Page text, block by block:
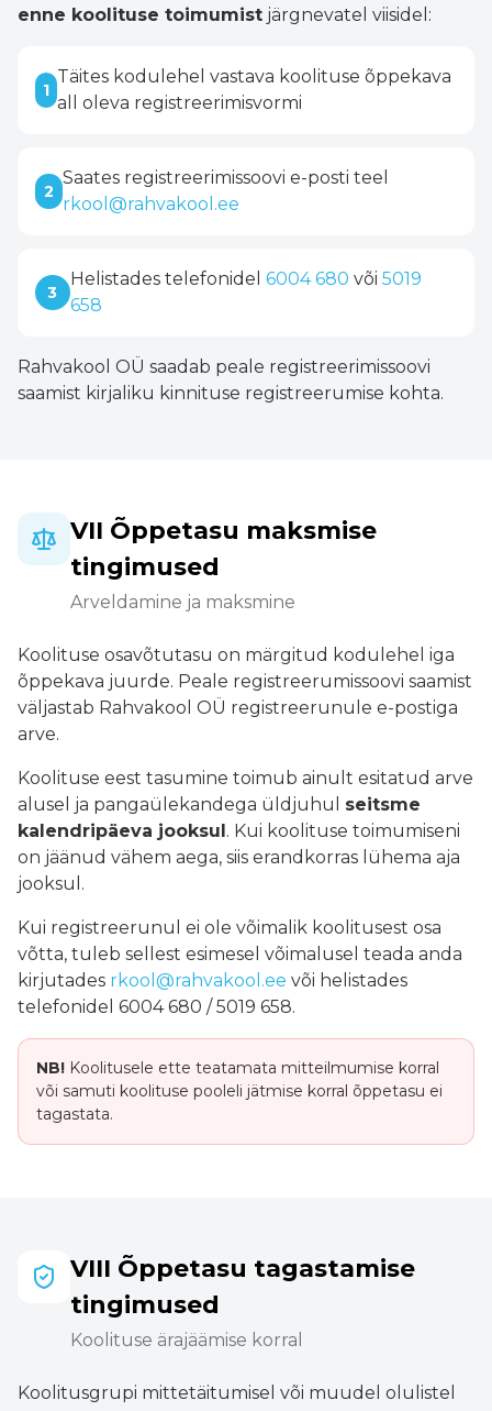
enne koolituse toimumist järgnevatel viisidel:
1
Täites kodulehel vastava koolituse õppekava
all oleva registreerimisvormi
2
Saates registreerimissoovi e-posti teel
rkool@rahvakool.ee
3
Helistades telefonidel 6004 680 või 5019
658
Rahvakool OÜ saadab peale registreerimissoovi
saamist kirjaliku kinnituse registreerumise kohta.
VII Õppetasu maksmise
tingimused
Arveldamine ja maksmine
Koolituse osavõtutasu on märgitud kodulehel iga
õppekava juurde. Peale registreerumissoovi saamist
väljastab Rahvakool OÜ registreerunule e-postiga
arve.
Koolituse eest tasumine toimub ainult esitatud arve
alusel ja pangaülekandega üldjuhul seitsme
kalendripäeva jooksul. Kui koolituse toimumiseni
on jäänud vähem aega, siis erandkorras lühema aja
jooksul.
Kui registreerunul ei ole võimalik koolitusest osa
võtta, tuleb sellest esimesel võimalusel teada anda
kirjutades rkool@rahvakool.ee või helistades
telefonidel 6004 680 / 5019 658.
NB! Koolitusele ette teatamata mitteilmumise korral
või samuti koolituse pooleli jätmise korral õppetasu ei
tagastata.
VIII Õppetasu tagastamise
tingimused
Koolituse ärajäämise korral
Koolitusgrupi mittetäitumisel või muudel olulistel